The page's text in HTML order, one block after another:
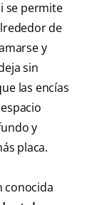
se permite
de
y
sin
las encías
y
placa.
conocida